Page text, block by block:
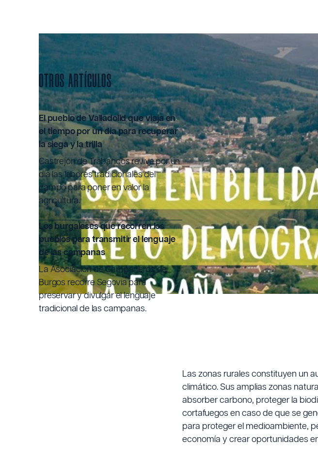
OTROS ARTÍCULOS
El pueblo de Valladolid que viaja en
el tiempo por un día para recuperar
la siega y la trilla
Castrejón de Trabancos revive por un
día las labores tradicionales del
campo para poner en valor la
agricultura.
Los burgaleses que recorren los
pueblos para transmitir el lenguaje
de las campanas
La Asociación de Campaneros de
Burgos recorre Segovia para
preservar y divulgar el lenguaje
tradicional de las campanas.
PUEBLOS, SALUD Y
SOSTENIBILIDAD Y
Escrito por:Vivaces
Fecha de Publicación: 31/3/2022
Las zonas rurales constituyen un
climático. Sus amplias zonas
absorber carbono, proteger la
cortafuegos en caso de que se
para proteger el medioambiente,
economía y crear oportunidades